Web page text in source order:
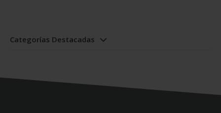
Categorías Destacadas